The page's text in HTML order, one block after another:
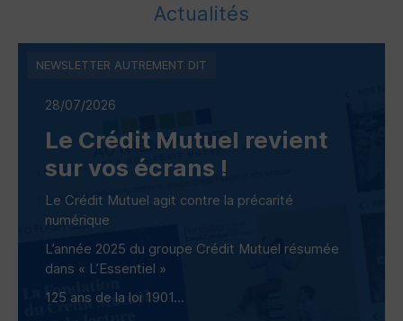
Actualités
28/07/2026
Le Crédit Mutuel revient
sur vos écrans !
Le Crédit Mutuel agit contre la précarité
numérique
L’année 2025 du groupe Crédit Mutuel résumée
dans « L’Essentiel »
125 ans de la loi 1901...
NEWSLETTER AUTREMENT DIT